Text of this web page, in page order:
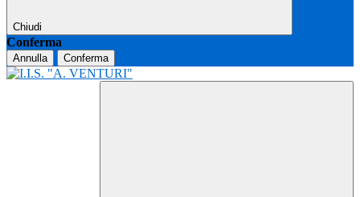
Chiudi
Conferma
Annulla Conferma